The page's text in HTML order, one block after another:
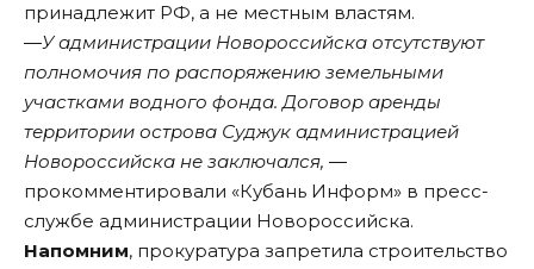
принадлежит РФ, а не местным властям.
―У администрации Новороссийска отсутствуют
полномочия по распоряжению земельными
участками водного фонда. Договор аренды
территории острова Суджук администрацией
Новороссийска не заключался, ―
прокомментировали «Кубань Информ» в пресс-
службе администрации Новороссийска.
Напомним, прокуратура запретила строительство